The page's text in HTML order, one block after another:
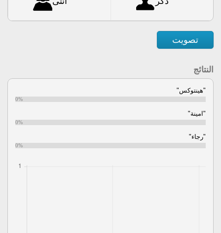
تصويت
النتائج
"هينتوكس"
0%
"امينة"
0%
"رجاء"
0%